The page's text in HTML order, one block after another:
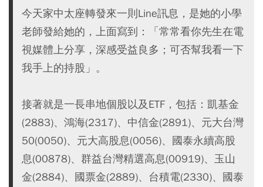
今天家中太座轉發來一則Line訊息，是她的小學
老師發給她的，上面寫到：「常常看你先生在電
視媒體上分享，深感受益良多；可否幫我看一下
我手上的持股」。
接著就是一長串地個股以及ETF，包括：凱基金
(2883)、鴻海(2317)、中信金(2891)、元大台灣
50(0050)、元大高股息(0056)、國泰永續高股
息(00878)、群益台灣精選高息(00919)、玉山
金(2884)、國票金(2889)、台積電(2330)、國泰